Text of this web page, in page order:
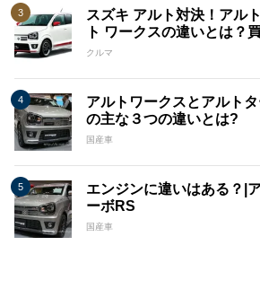
スズキ アルト対決！アル
ト ワークスの違いとは？
クルマ
アルトワークスとアルト
の主な３つの違いとは?
国産車
エンジンに違いはある？|
ーボRS
国産車